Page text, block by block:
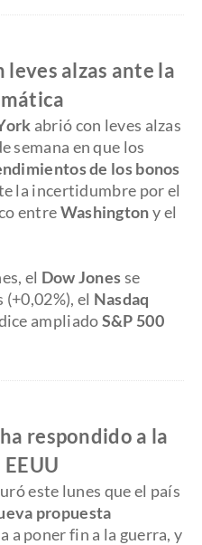
alzas ante la
abrió con leves alzas
semana en que los
de los bonos
la incertidumbre por el
entreWashingtony el
el Dow Jonesse
el Nasdaq
ampliadoS&P 500
respondido a la
este lunes que el país
propuesta
a poner fin a la guerra, y